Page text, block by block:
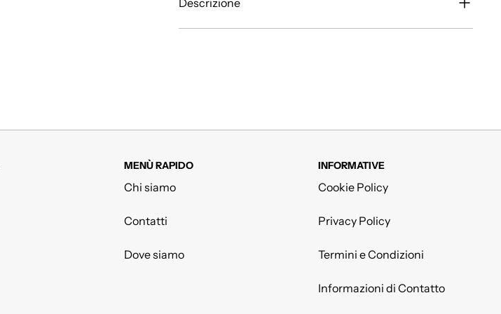
Descrizione
MENÙ RAPIDO
Chi siamo
Contatti
Dove siamo
INFORMATIVE
Cookie Policy
Privacy Policy
Termini e Condizioni
Informazioni di Contatto